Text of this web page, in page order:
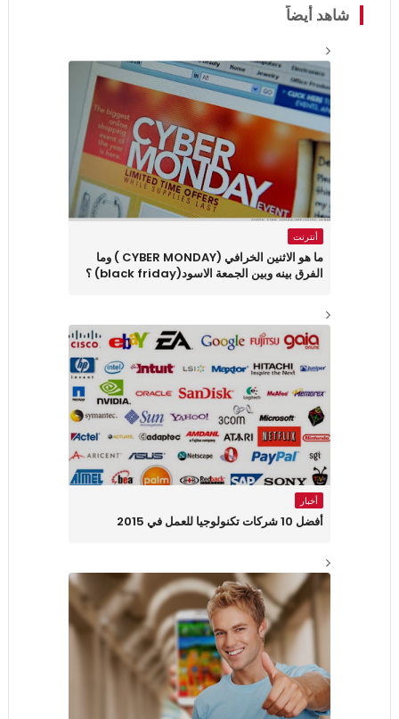
شاهد أيضاً
أنترنت
ما هو الاثنين الخرافي (CYBER MONDAY ) وما
الفرق بينه وبين الجمعة الاسود(black friday) ؟
أخبار
أفضل 10 شركات تكنولوجيا للعمل في 2015